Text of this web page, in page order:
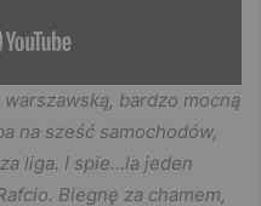
bardzo mocną
na sześć samochodów,
liga. I spie…la jeden
Biegnę za chamem,